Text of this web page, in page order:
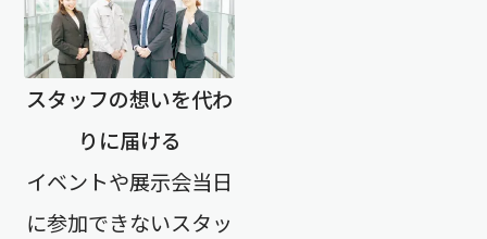
スタッフの想いを代わ
りに届ける
イベントや展示会当日
に参加できないスタッ